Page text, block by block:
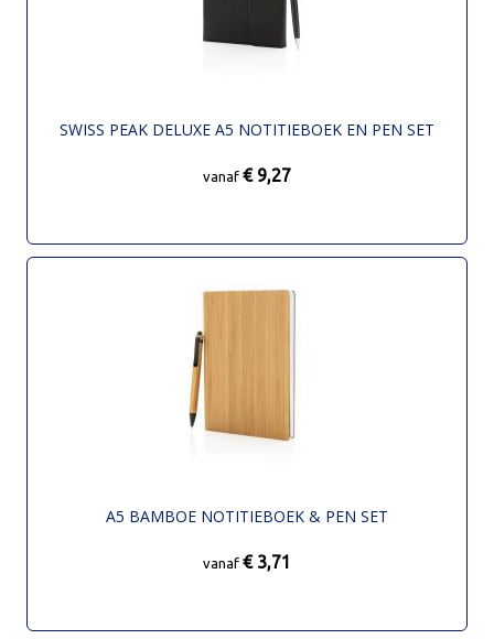
SWISS PEAK DELUXE A5 NOTITIEBOEK EN PEN SET
vanaf € 9,27
A5 BAMBOE NOTITIEBOEK & PEN SET
vanaf € 3,71